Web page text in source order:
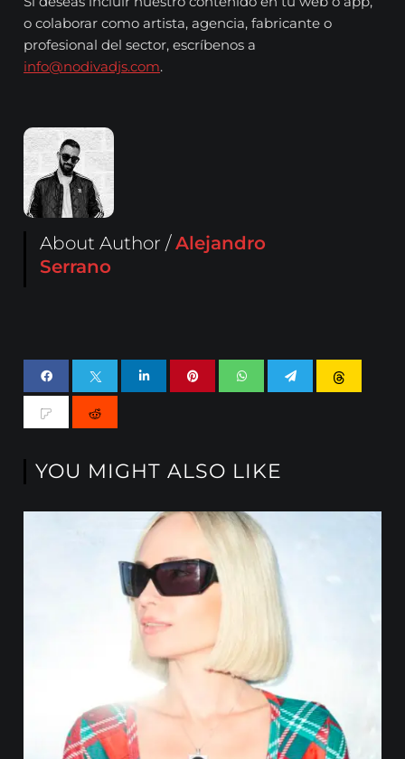
o colaborar como artista, agencia, fabricante o
profesional del sector, escríbenos a
info@nodivadjs.com.
About Author /Alejandro
Serrano
YOU MIGHT ALSO LIKE